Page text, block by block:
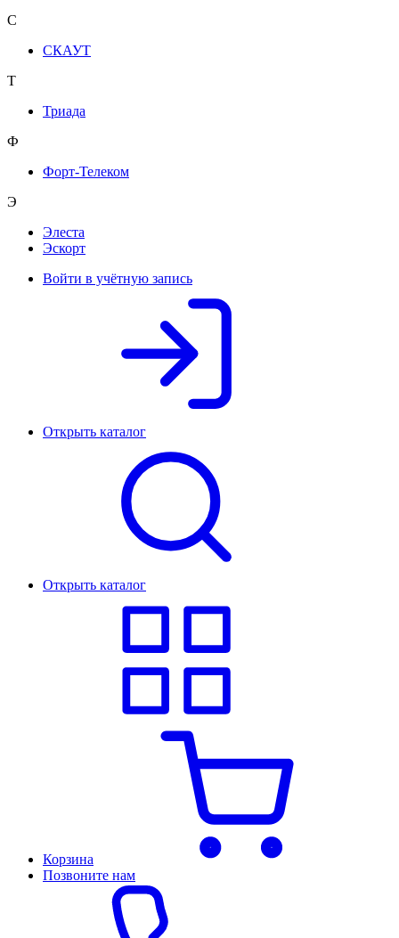
С
СКАУТ
Т
Триада
Ф
Форт-Телеком
Э
Элеста
Эскорт
Войти в учётную запись
Открыть каталог
Открыть каталог
Корзина
Позвоните нам